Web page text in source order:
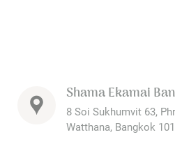
Shama Ekamai
8 Soi Sukhumvit 63,
Watthana, Bangkok